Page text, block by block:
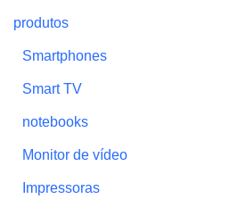
produtos
Smartphones
Smart TV
notebooks
Monitor de vídeo
Impressoras